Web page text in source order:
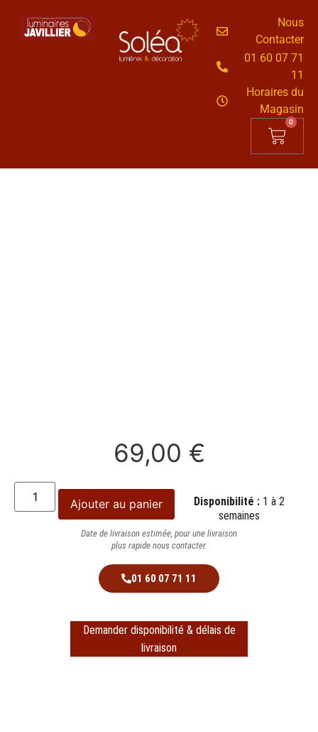
Nous
Contacter
01 60 07 71
11
Horaires du
Magasin
0
69,00 €
Ajouter au panier Disponibilité : 1 à 2
semaines
Date de livraison estimée, pour une livraison
plus rapide nous contacter.
01 60 07 71 11
Demander disponibilité & délais de
livraison